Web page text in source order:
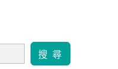
搜 尋